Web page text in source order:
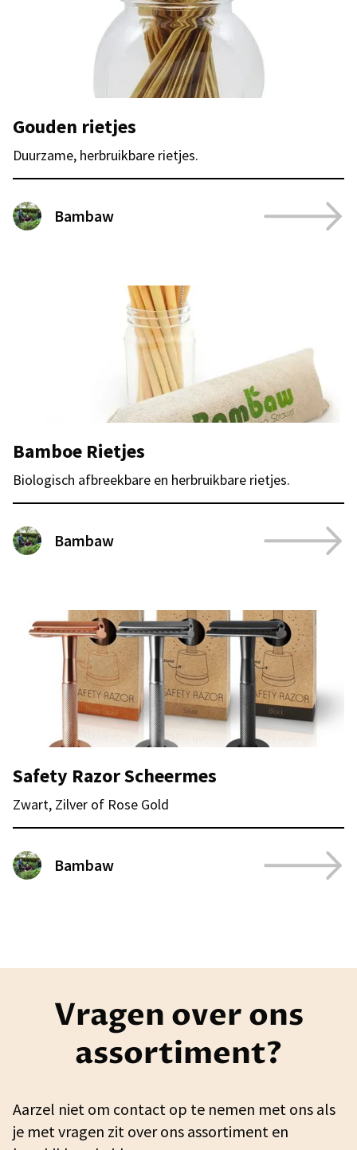
Gouden rietjes
Duurzame, herbruikbare rietjes.
Bambaw
Bamboe Rietjes
Biologisch afbreekbare en herbruikbare rietjes.
Bambaw
Safety Razor Scheermes
Zwart, Zilver of Rose Gold
Bambaw
Vragen over ons
assortiment?
Aarzel niet om contact op te nemen met ons als
je met vragen zit over ons assortiment en